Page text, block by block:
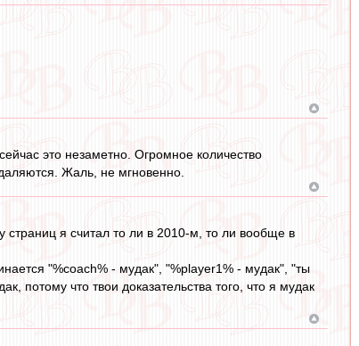
это незаметно. Огромное количество
Жаль, не мгновенно.
страниц я считал то ли в 2010-м, то ли вообще в
"%coach% - мудак", "%player1% - мудак", "ты
потому что твои доказательства того, что я мудак